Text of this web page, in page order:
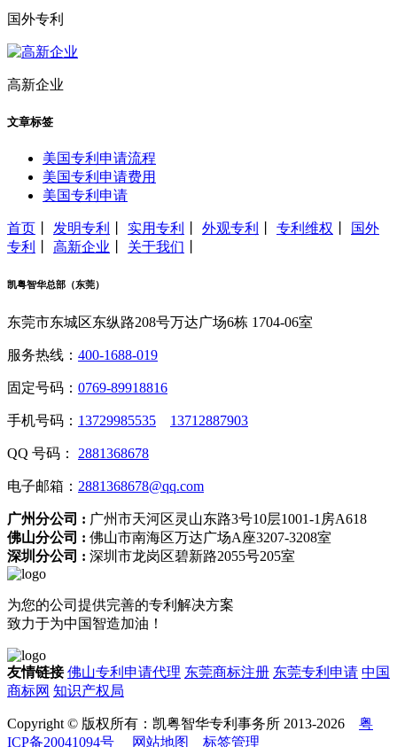
国外专利
高新企业
文章标签
美国专利申请流程
美国专利申请费用
美国专利申请
首页 发明专利 实用专利 外观专利 专利维权
国外
专利
高新企业 关于我们
凯粤智华总部（东莞）
东莞市东城区东纵路208号万达广场6栋 1704-06室
服务热线： 400-1688-019
固定号码： 0769-89918816
手机号码： 13729985535 13712887903
QQ 号码： 2881368678
电子邮箱： 2881368678@qq.com
广州分公司 : 广州市天河区灵山东路3号10层1001-1房A618
佛山分公司 : 佛山市南海区万达广场A座3207-3208室
深圳分公司 : 深圳市龙岗区碧新路2055号205室
为您的公司提供完善的专利解决方案
致力于为中国智造加油！
友情链接 佛山专利申请代理 东莞商标注册 东莞专利申请 中国
商标网 知识产权局
Copyright © 版权所有：凯粤智华专利事务所 2013-2026 粤
ICP备20041094号
网站地图 标签管理